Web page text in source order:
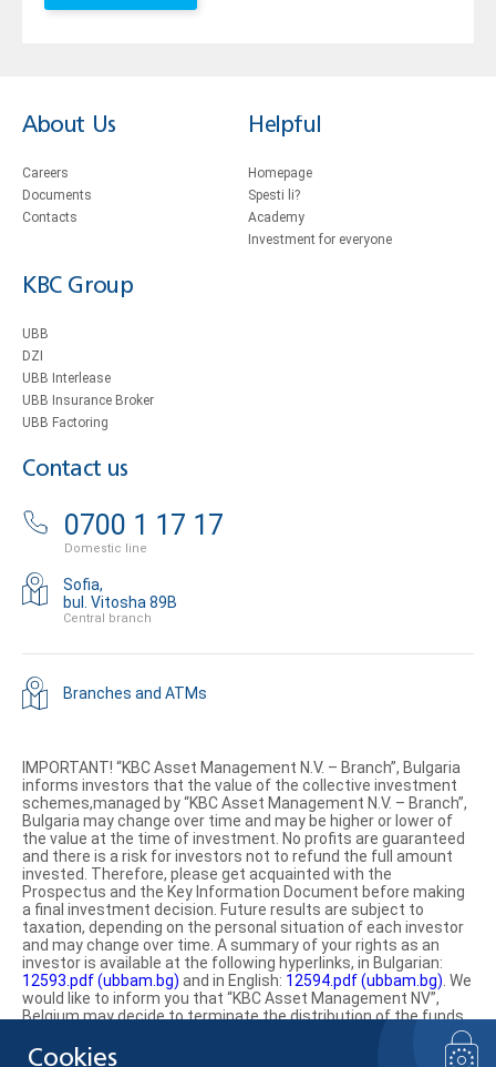
Cookies
About Us
Careers
Documents
Contacts
Helpful
Homepage
Spesti li?
Academy
Investment for everyone
KBC Group
UBB
DZI
UBB Interlease
UBB Insurance Broker
UBB Factoring
Contact us
0700 1 17 17
Domestic line
Sofia,
bul. Vitosha 89B
Central branch
Branches and ATMs
IMPORTANT! “KBC Asset Management N.V. – Branch”, Bulgaria
informs investors that the value of the collective investment
schemes,managed by “KBC Asset Management N.V. – Branch”,
Bulgaria may change over time and may be higher or lower of
the value at the time of investment. No profits are guaranteed
and there is a risk for investors not to refund the full amount
invested. Therefore, please get acquainted with the
Prospectus and the Key Information Document before making
a final investment decision. Future results are subject to
taxation, depending on the personal situation of each investor
and may change over time. A summary of your rights as an
investor is available at the following hyperlinks, in Bulgarian:
12593.pdf (ubbam.bg) and in English: 12594.pdf (ubbam.bg). We
would like to inform you that “KBC Asset Management NV”,
Belgium may decide to terminate the distribution of the funds